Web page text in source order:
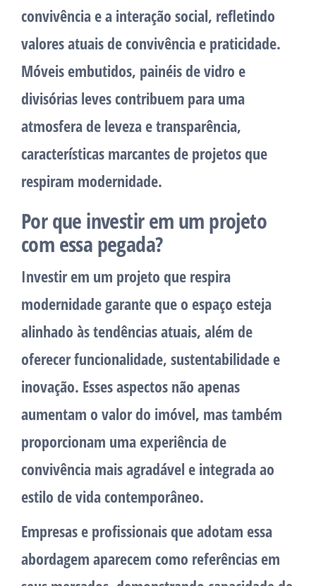
convivência e a interação social, refletindo
valores atuais de convivência e praticidade.
Móveis embutidos, painéis de vidro e
divisórias leves contribuem para uma
atmosfera de leveza e transparência,
características marcantes de projetos que
respiram modernidade.
Por que investir em um projeto
com essa pegada?
Investir em um projeto que respira
modernidade garante que o espaço esteja
alinhado às tendências atuais, além de
oferecer funcionalidade, sustentabilidade e
inovação. Esses aspectos não apenas
aumentam o valor do imóvel, mas também
proporcionam uma experiência de
convivência mais agradável e integrada ao
estilo de vida contemporâneo.
Empresas e profissionais que adotam essa
abordagem aparecem como referências em